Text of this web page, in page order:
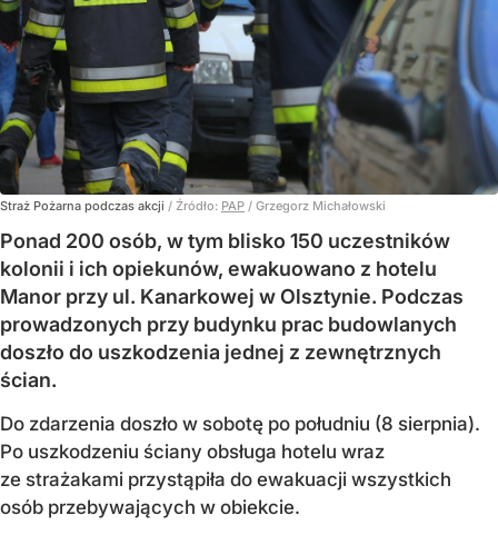
Straż Pożarna podczas akcji / Źródło: PAP / Grzegorz Michałowski
Ponad 200 osób, w tym blisko 150 uczestników
kolonii i ich opiekunów, ewakuowano z hotelu
Manor przy ul. Kanarkowej w Olsztynie. Podczas
prowadzonych przy budynku prac budowlanych
doszło do uszkodzenia jednej z zewnętrznych
ścian.
Do zdarzenia doszło w sobotę po południu (8 sierpnia).
Po uszkodzeniu ściany obsługa hotelu wraz
ze strażakami przystąpiła do ewakuacji wszystkich
osób przebywających w obiekcie.